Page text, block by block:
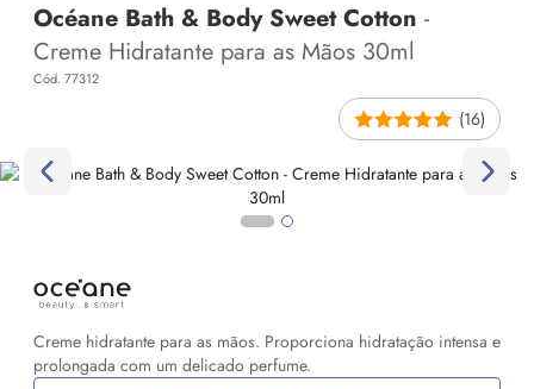
Océane Bath & Body Sweet Cotton -
Creme Hidratante para as Mãos 30ml
Cód. 77312
(16)
Creme hidratante para as mãos. Proporciona hidratação intensa e
prolongada com um delicado perfume.